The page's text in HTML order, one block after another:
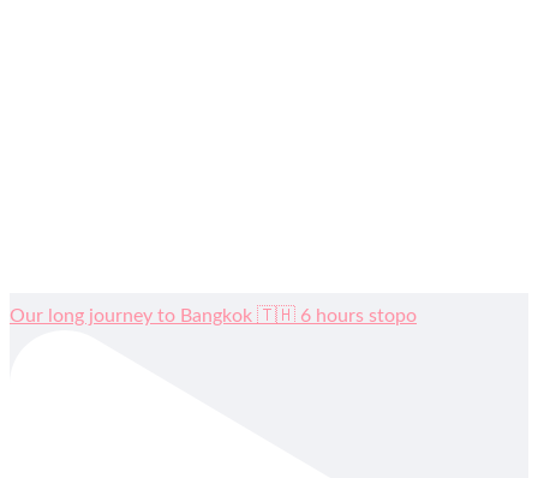
Our long journey to Bangkok 🇹🇭 6 hours stopo